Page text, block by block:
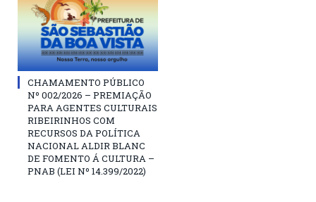
CHAMAMENTO PÚBLICO
Nº 002/2026 – PREMIAÇÃO
PARA AGENTES CULTURAIS
RIBEIRINHOS COM
RECURSOS DA POLÍTICA
NACIONAL ALDIR BLANC
DE FOMENTO Á CULTURA –
PNAB (LEI Nº 14.399/2022)